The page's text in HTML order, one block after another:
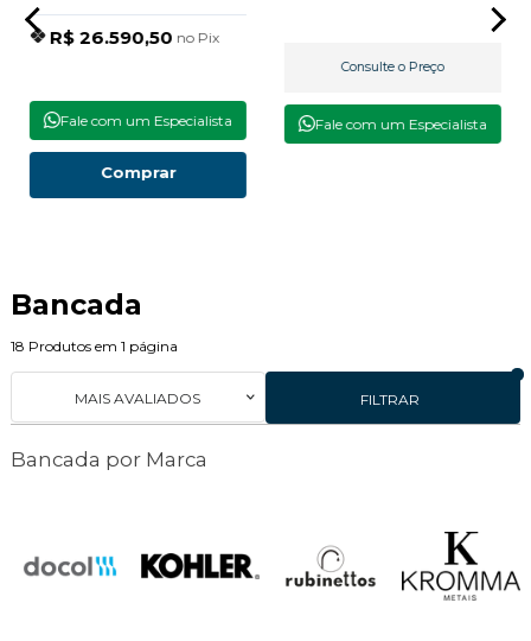
R$ 26.590,50 no Pix
Fale com um Especialista
Comprar
Consulte o Preço
Fale com um Especialista
Bancada
18 Produtos em 1 página
FILTRAR
MAIS AVALIADOS
Bancada por Marca